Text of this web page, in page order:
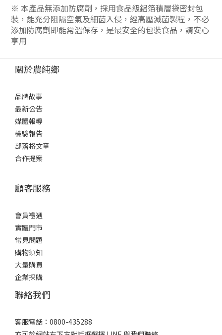
※ 本產品無添加防腐劑，採用食品級鋁箔積層袋密封包
裝，能充分阻隔空氣及細菌入侵，經高壓滅菌製程，不必
添加防腐劑即能常溫保存，是最安全的包裝食品，請安心
享用
關於農純鄉
品牌故事
最新公告
媒體報導
檢驗報告
部落格文章
合作提案
顧客服務
會員禮遇
實體門市
常見問題
購物須知
大量購買
企業採購
聯絡我們
客服電話：0800-435288